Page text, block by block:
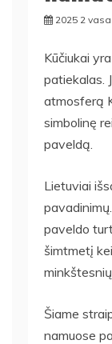
2025 2
Kūčiukai
patiekalas.
atmosferą
simbolinę
paveldą.
Lietuviai
paveldo
šimtmetį
Šiame
namuose